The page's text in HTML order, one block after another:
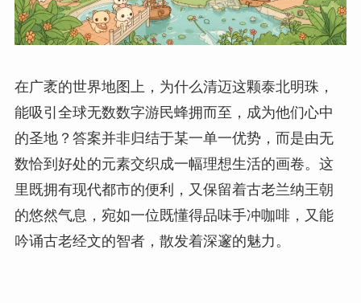
在广袤的世界地图上，为什么清迈这颗泰北明珠，
能吸引全球无数数字游民蜂拥而至，成为他们心中
的圣地？答案并非归结于某一单一优势，而是由无
数恰到好处的元素交织成一幅理想生活的画卷。这
里既拥有现代都市的便利，又保留着古老兰纳王朝
的悠然气息，宛如一位既懂得品味手冲咖啡，又能
吟诵古老经文的智者，散发着深邃的魅力。